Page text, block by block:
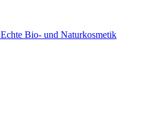
Echte Bio- und Naturkosmetik